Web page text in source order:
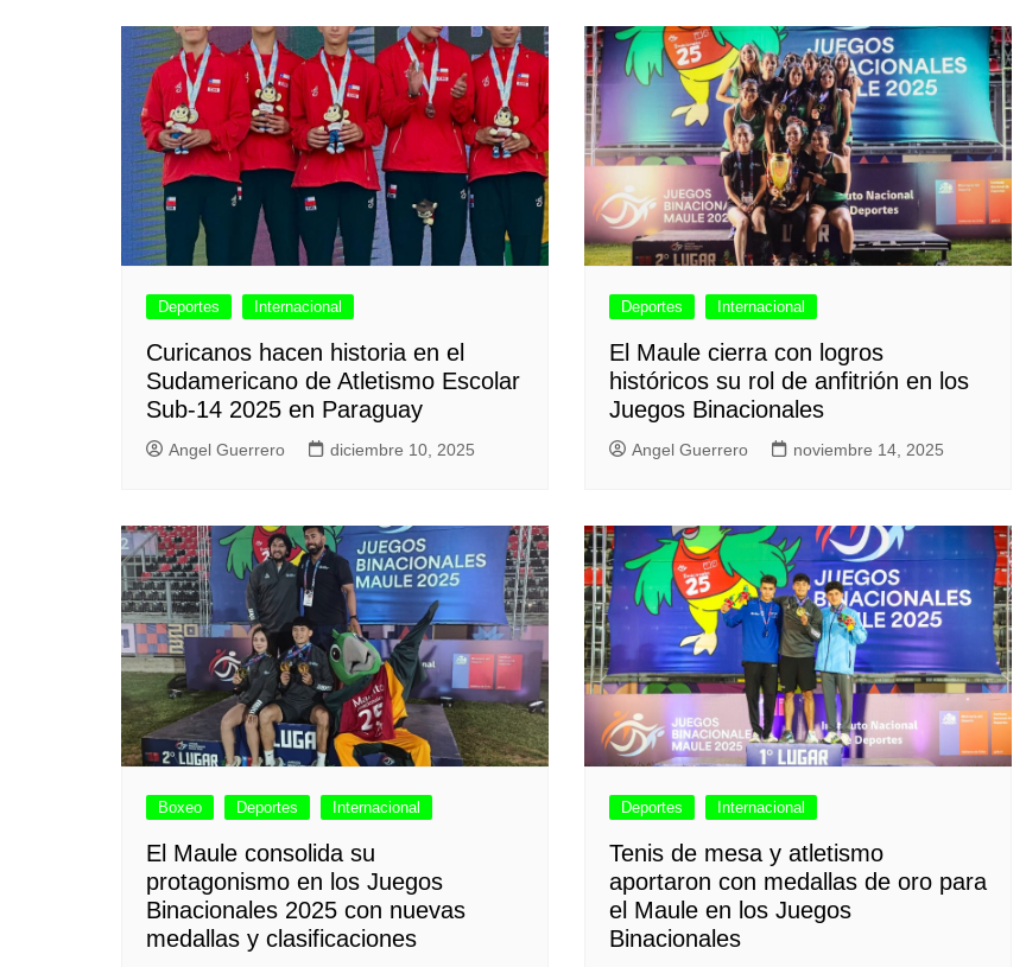
Deportes Internacional
Curicanos hacen historia en el
Sudamericano de Atletismo Escolar
Sub-14 2025 en Paraguay
Angel Guerrero diciembre 10, 2025
Deportes Internacional
El Maule cierra con logros
históricos su rol de anfitrión en los
Juegos Binacionales
Angel Guerrero noviembre 14, 2025
Boxeo Deportes Internacional
El Maule consolida su
protagonismo en los Juegos
Binacionales 2025 con nuevas
medallas y clasificaciones
Deportes Internacional
Tenis de mesa y atletismo
aportaron con medallas de oro para
el Maule en los Juegos
Binacionales